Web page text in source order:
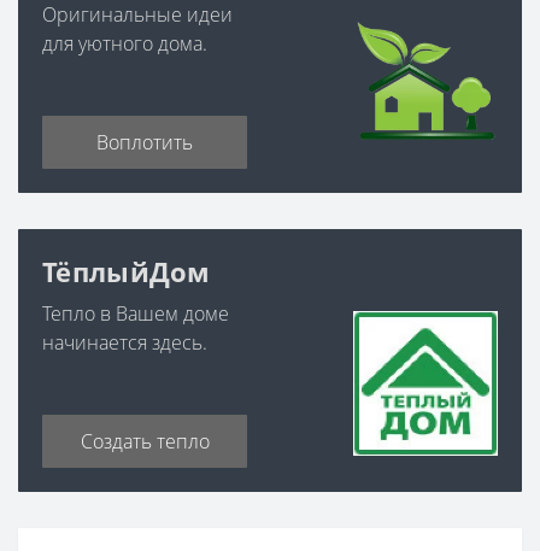
Оригинальные идеи
для уютного дома.
Воплотить
ТёплыйДом
Тепло в Вашем доме
начинается здесь.
Создать тепло